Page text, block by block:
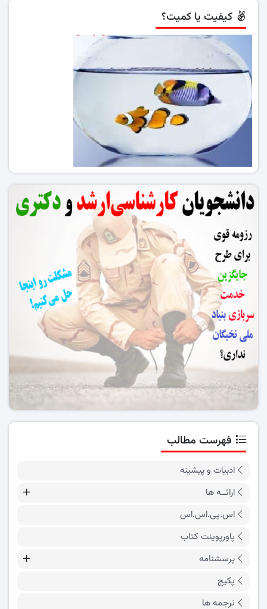
کیفیت یا کمیت؟
فهرست مطالب
ادبیات و پیشینه
ارائــه ها
اس.پی.اس.اس
پاورپوینت کتاب
پرسشنامه
پکیج
ترجمه ها